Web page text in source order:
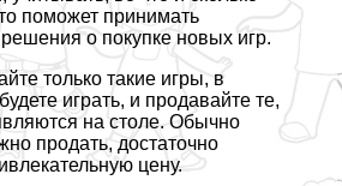
поможет принимать
о покупке новых игр.
только такие игры, в
играть, и продавайте те,
на столе. Обычно
продать, достаточно
цену.